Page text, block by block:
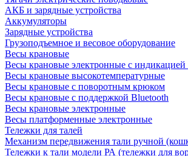
АКБ и зарядные устройства
Аккумуляторы
Зарядные устройства
Грузоподъемное и весовое оборудование
Весы крановые
Весы крановые электронные с индикацией
Весы крановые высокотемпературные
Весы крановые с поворотным крюком
Весы крановые с поддержкой Bluetooth
Весы крановые электронные
Весы платформенные электронные
Тележки для талей
Механизм передвижения тали ручной
Тележки к тали модели РА (тележки для